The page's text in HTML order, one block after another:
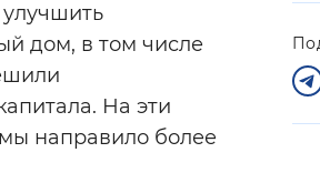
дом, в том числе
На эти
направило более